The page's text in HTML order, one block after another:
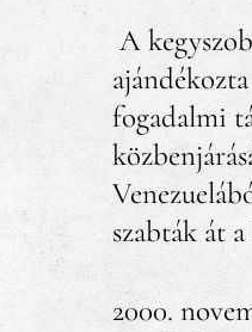
A
fogadalmi
szabták át
2000.